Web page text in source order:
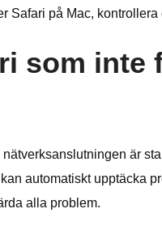
Safari på Mac, kontrollera
som inte
är
automatiskt upptäcka
alla problem.